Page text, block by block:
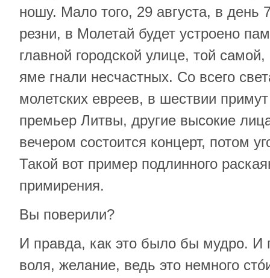
ношу. Мало того, 29 августа, в день
резни, в Молетай будет устроено
главной городской улице, той самой,
яме гнали несчастных. Со всего
молетских евреев, в шествии
премьер Литвы, другие высокие
вечером состоится концерт, потом
Такой вот пример подлинного
примирения.
Вы поверили?
И правда, как это было бы мудро. И
воля, желание, ведь это немного